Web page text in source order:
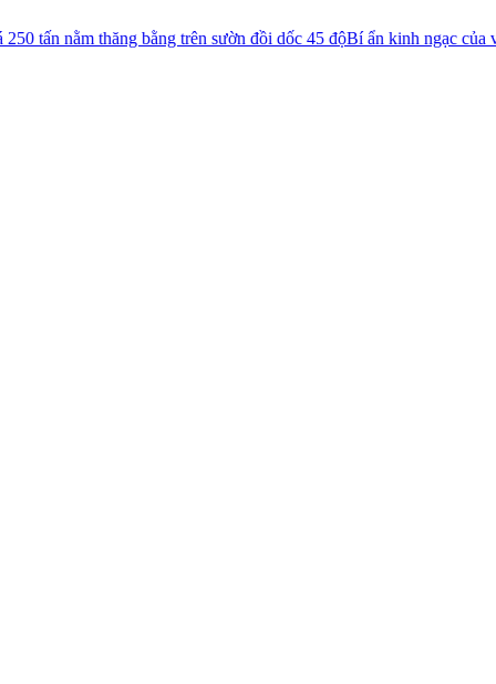
trên sườn đồi dốc 45 độBí ẩn kinh ngạc của vương quốc đá Đại